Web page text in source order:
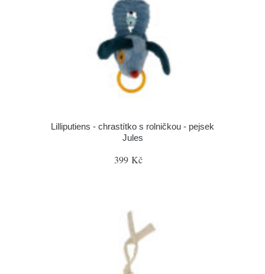
Lilliputiens - chrastítko s rolničkou - pejsek
Jules
399 Kč